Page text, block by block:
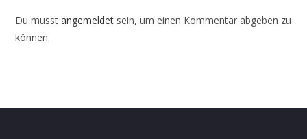
Du musstangemeldet sein, um einen Kommentar abgeben zu
können.